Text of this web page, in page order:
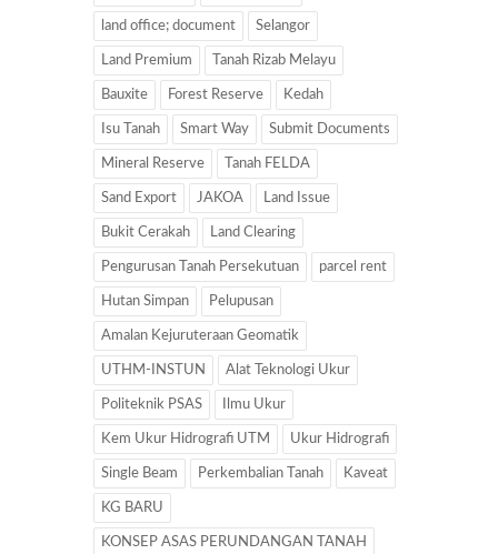
land office; document Selangor
Land Premium Tanah Rizab Melayu
Bauxite Forest Reserve Kedah
Isu Tanah Smart Way Submit Documents
Mineral Reserve Tanah FELDA
Sand Export JAKOA Land Issue
Bukit Cerakah Land Clearing
Pengurusan Tanah Persekutuan parcel rent
Hutan Simpan Pelupusan
Amalan Kejuruteraan Geomatik
UTHM-INSTUN Alat Teknologi Ukur
Politeknik PSAS Ilmu Ukur
Kem Ukur Hidrografi UTM Ukur Hidrografi
Single Beam Perkembalian Tanah Kaveat
KG BARU
KONSEP ASAS PERUNDANGAN TANAH